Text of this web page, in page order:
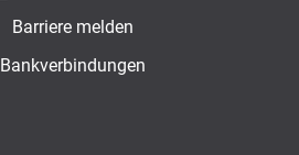
Barriere melden
Bankverbindungen